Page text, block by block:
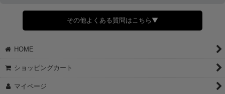
さい。
◆領収書はご希望頂いた場合のみ発行しております。
【これからご注文する場合】
願いします。
②宛名（空欄は上様は不可）
その他よくある質問はこちら▼
HOME
ショッピングカート
マイページ